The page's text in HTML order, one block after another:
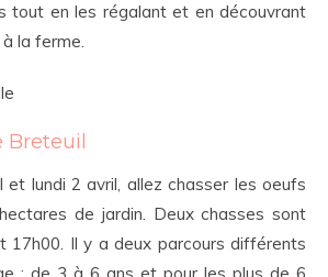
tout en les régalant et en découvrant
la ferme.
Breteuil
et lundi 2 avril, allez chasser les oeufs
de jardin. Deux chasses sont
17h00. Il y a deux parcours différents